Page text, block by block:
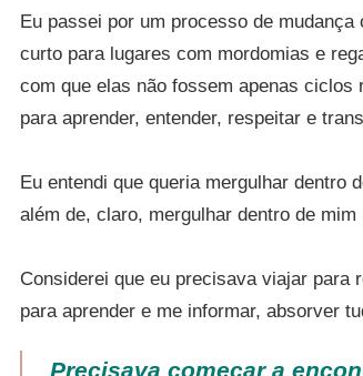
Eu passei por um processo de
curto para lugares com mordomias e
com que elas não fossem apenas
para aprender, entender, respeitar e
Eu entendi que queria mergulhar dentro
além de, claro, mergulhar dentro de mim
Considerei que eu precisava viajar para
para aprender e me informar, absorver
Precisava começar a